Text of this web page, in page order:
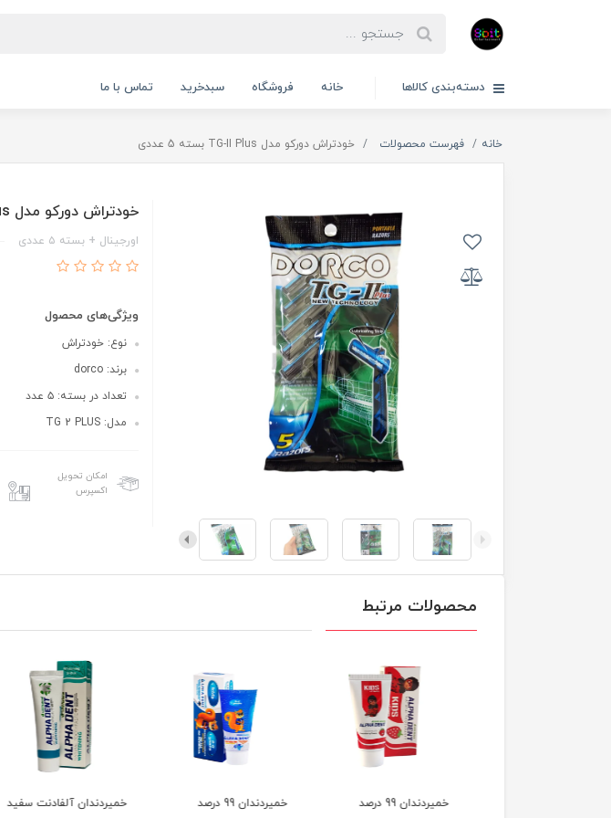
دسته‌بندی کالاها خانه فروشگاه سبدخرید تماس با ما
خانه فهرست محصولات خودتراش دورکو مدل TG-II Plus بسته 5 عددی
خودتراش دورکو مدل TG-II Plus بسته 5 عددی
اورجینال + بسته ۵ عددی
ویژگی‌های محصول
نوع: خودتراش
برند: dorco
تعداد در بسته: ۵ عدد
مدل: TG 2 PLUS
امکان تحویل
اکسپرس
محصولات مرتبط
خمیردندان 99 درصد
خمیردندان 99 درصد
خمیردندان آلفادنت سفید